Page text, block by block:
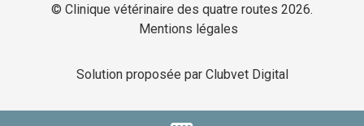
© Clinique vétérinaire des quatre routes 2026.
Mentions légales
Solution proposée par Clubvet Digital